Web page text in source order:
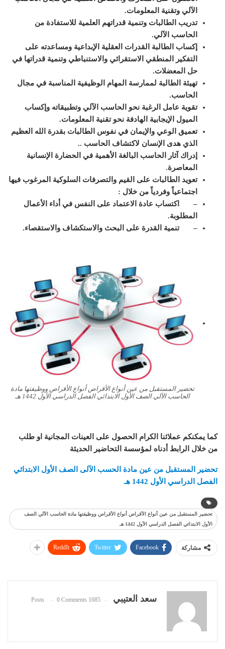
الآلي وتقنية المعلومات.
تدريب الطالبات وتنمية قدراتهم العلمية للاستفادة من
الحاسب الآلي.
إكساب الطالبة القدرات العقلية الإبداعية ومساعدته على
التفكير المنطقي الاستقرائي والاستنباطي وتنمية قدراتها في
حل المعضلات.
تهيئة الطالبة لممارسة المهام الوظيفية المناسبة في مجال
الحاسب.
تقوية عامل الرغبة نحو الحاسب الآلي وتطبيقاته وإكساب
الميول الإيجابية الهادفة نحو تقنية المعلومات.
تعميق الوعي والإيمان في نفوس الطالبات بقدرة الله العظيم
الذي هدى الإنسان لاكتشاف الحاسب ..
إدراك آثار الحاسب البالغة الأهمية في الحضارة الإنسانية
المعاصرة.
تعويد الطالبات على القيم والتصرفات السلوكية المرغوب فيها
اجتماعياً وفردياً من خلال :
– اكتساب عادة الاعتماد على النفس في أداء الأعمال
المطلوبة.
– تنمية القدرة على البحث والاستكشاف والاستقصاء.
تحضير المستقبل من عين أنواع الأقراص أنواع الأقراص ووظيفتها مادة
الحاسب الآلي الصف الأول الابتدائي الفصل الدراسي الأول 1442 هـ
كما يمكنكم عملائنا الكرام الحصول على العينات المجانية او طلب
من خلال الرابط أدناه لمؤسسة التحاضير الحديثة
تحضير المستقبل من عين مادة الحسب الآلى الصف الأول الابتدائي
الفصل الدراسي الأول 1442 هـ
تحضير المستقبل من عين أنواع الأقراص أنواع الأقراص ووظيفتها مادة الحاسب الآلي الصف
الأول الابتدائي الفصل الدراسي الأول 1442 هـ
مشاركة Facebook
Twitter
ReddIt
سعد العتيبي 1685 Posts
0 Comments